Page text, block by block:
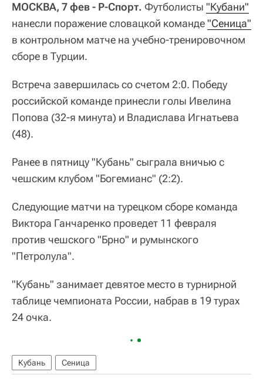
МОСКВА, 7 фев - Р-Спорт. Футболисты "Кубани"
нанесли поражение словацкой команде"Сеница"
в контрольном матче на учебно-тренировочном
сборе в Турции.
Встреча завершилась со счетом 2:0. Победу
российской команде принесли голы Ивелина
Попова (32-я минута) и Владислава Игнатьева
(48).
Ранее в пятницу "Кубань" сыграла вничью с
чешским клубом "Богемианс" (2:2).
Следующие матчи на турецком сборе команда
Виктора Ганчаренко проведет 11 февраля
против чешского "Брно" и румынского
"Петролула".
"Кубань" занимает девятое место в турнирной
таблице чемпионата России, набрав в 19 турах
24 очка.
Кубань Сеница